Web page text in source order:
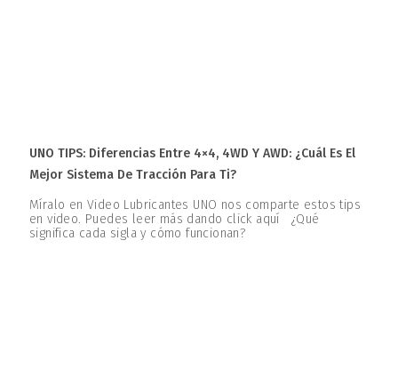
UNO TIPS: Diferencias Entre 4×4, 4WD Y AWD: ¿Cuál Es El
Mejor Sistema De Tracción Para Ti?
Míralo en Video Lubricantes UNO nos comparte estos tips
en video. Puedes leer más dando click aquí ¿Qué
significa cada sigla y cómo funcionan?